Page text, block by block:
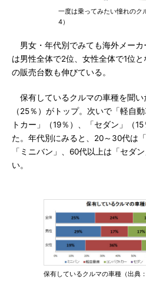
一度は乗ってみたい憧れのク
4）
男女・年代別でみても海外メーカ
は男性全体で2位、女性全体で1位
の販売台数も伸びている。
保有しているクルマの車種を聞い
（25％）がトップ。次いで「軽自
トカー」（19％）、「セダン」（
た。年代別にみると、20～30代は
「ミニバン」、60代以上は「セダ
い。
保有しているクルマの車種（出典